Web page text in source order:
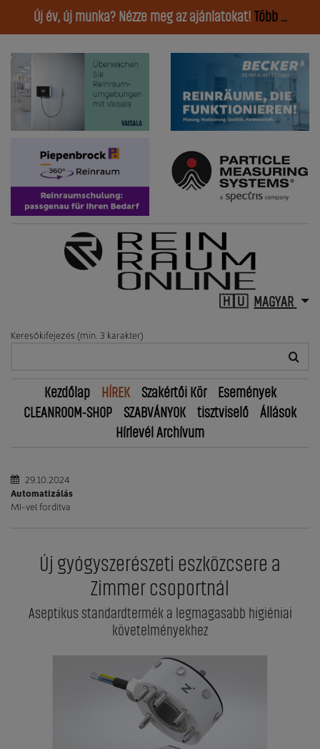
Új év, új munka? Nézze meg az ajánlatokat! Több ...
MAGYAR
Keresőkifejezés (min. 3 karakter)
Kezdőlap HÍREK Szakértői Kör
Események
CLEANROOM-SHOP
SZABVÁNYOK tisztviselő
Állások
Hírlevél Archívum
29.10.2024
Automatizálás
MI-vel fordítva
Új gyógyszerészeti eszközcsere a
Zimmer csoportnál
Aseptikus standardtermék a legmagasabb higiéniai
követelményekhez